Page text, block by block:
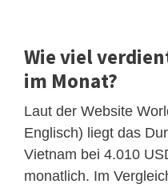
Wie viel
im Monat?
Laut der Website
Englisch) liegt das
Vietnam bei 4.010
monatlich. Im